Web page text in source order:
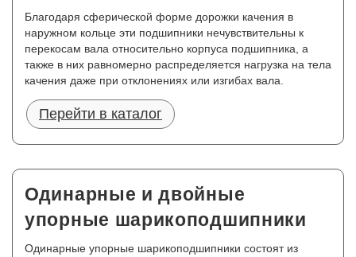
Благодаря сферической форме дорожки качения в
наружном кольце эти подшипники нечувствительны к
перекосам вала относительно корпуса подшипника, а
также в них равномерно распределяется нагрузка на тела
качения даже при отклонениях или изгибах вала.
Перейти в каталог
Одинарные и двойные
упорные шарикоподшипники
Одинарные упорные шарикоподшипники состоят из